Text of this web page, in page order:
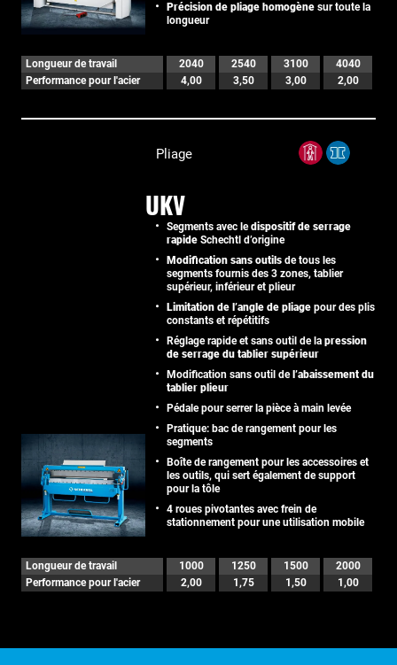
Précision de pliage homogène sur toute la
longueur
Longueur de travail 2040 2540 3100
4040
Performance pour l'acier
4,00 3,50 3,00 2,00
Pliage
UKV
Segments avec ledispositif de serrage
rapide Schechtl d’origine
Modification sans outils de tous les
segments fournis des 3 zones, tablier
supérieur, inférieur et plieur
Limitation de l’angle de pliage pour des plis
constants et répétitifs
Réglage rapide et sans outil de la pression
de serrage du tablier supérieur
Modification sans outil de l’abaissement du
tablier plieur
Pédale pour serrer la pièce à main levée
Pratique: bac de rangement pour les
segments
Boîte de rangement pour les accessoires et
les outils, qui sert également de support
pour la tôle
4 roues pivotantes avec frein de
stationnement pour une utilisation mobile
Longueur de travail 1000 1250 1500
2000
Performance pour l'acier
2,00 1,75 1,50 1,00